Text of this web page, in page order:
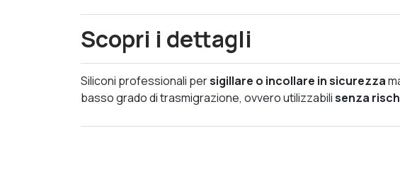
Scopri i dettagli
Siliconi professionali persigillare o incollare in sicurezza
basso grado di trasmigrazione, ovvero utilizzabilisenza